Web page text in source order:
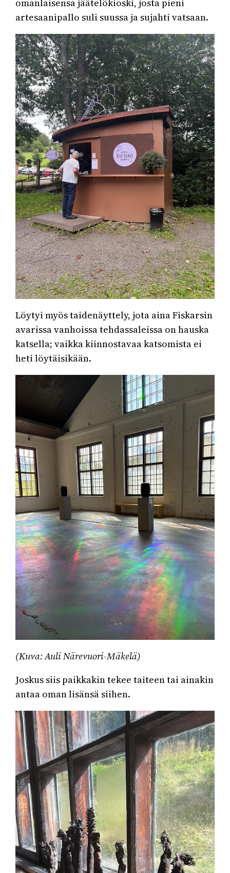
omanlaisensa jäätelökioski, josta pieni
artesaanipallo suli suussa ja sujahti vatsaan.
Löytyi myös taidenäyttely, jota aina Fiskarsin
avarissa vanhoissa tehdassaleissa on hauska
katsella; vaikka kiinnostavaa katsomista ei
heti löytäisikään.
(Kuva: Auli Närevuori-Mäkelä)
Joskus siis paikkakin tekee taiteen tai ainakin
antaa oman lisänsä siihen.